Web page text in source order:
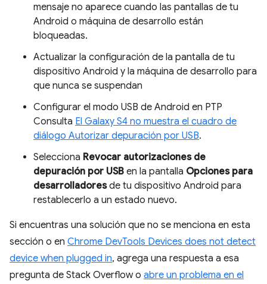
mensaje no aparece cuando las pantallas de tu
Android o máquina de desarrollo están
bloqueadas.
Actualizar la configuración de la pantalla de tu
dispositivo Android y la máquina de desarrollo para
que nunca se suspendan
Configurar el modo USB de Android en PTP
Consulta El Galaxy S4 no muestra el cuadro de
diálogo Autorizar depuración por USB.
Selecciona Revocar autorizaciones de
depuración por USB en la pantalla Opciones para
desarrolladoresde tu dispositivo Android para
restablecerlo a un estado nuevo.
Si encuentras una solución que no se menciona en esta
sección o en Chrome DevTools Devices does not detect
device when plugged in, agrega una respuesta a esa
pregunta de Stack Overflow o abre un problema en el